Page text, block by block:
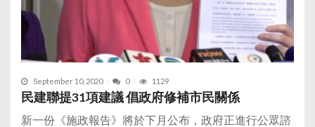
September 10, 2020 0 1129
民建聯提31項建議 倡政府修補市民關係
新一份《施政報告》將於下月公布，政府正進行公眾諮